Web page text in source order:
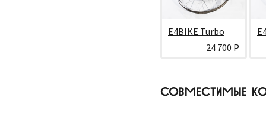
E4BIKE Turbo
24 700 Р
СОВМЕСТИМЫЕ